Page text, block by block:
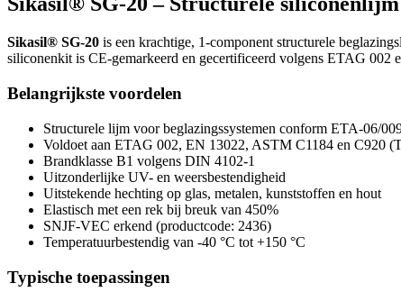
Sikasil® SG-20 is een krachtige, 1-component structurele
siliconenkit is CE-gemarkeerd en gecertificeerd volgens ETAG 002
Belangrijkste voordelen
Structurele lijm voor beglazingssystemen conform ETA-06/
Voldoet aan ETAG 002, EN 13022, ASTM C1184 en C920
Brandklasse B1 volgens DIN 4102-1
Uitzonderlijke UV- en weersbestendigheid
Uitstekende hechting op glas, metalen, kunststoffen en hout
Elastisch met een rek bij breuk van 450%
SNJF-VEC erkend (productcode: 2436)
Temperatuurbestendig van -40 °C tot +150 °C
Typische toepassingen